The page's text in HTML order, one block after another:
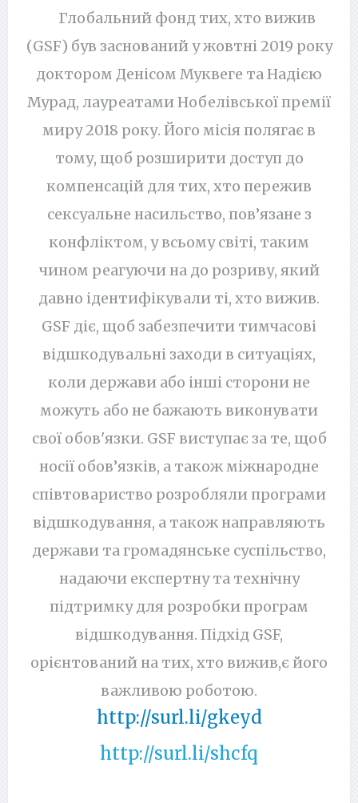
Глобальний фонд тих, хто вижив
(GSF) був заснований у жовтні 2019 року
доктором Денісом Муквеге та Надією
Мурад, лауреатами Нобелівської премії
миру 2018 року. Його місія полягає в
тому, щоб розширити доступ до
компенсацій для тих, хто пережив
сексуальне насильство, пов’язане з
конфліктом, у всьому світі, таким
чином реагуючи на до розриву, який
давно ідентифікували ті, хто вижив.
GSF діє, щоб забезпечити тимчасові
відшкодувальні заходи в ситуаціях,
коли держави або інші сторони не
можуть або не бажають виконувати
свої обов'язки. GSF виступає за те, щоб
носії обов’язків, а також міжнародне
співтовариство розробляли програми
відшкодування, а також направляють
держави та громадянське суспільство,
надаючи експертну та технічну
підтримку для розробки програм
відшкодування. Підхід GSF,
орієнтований на тих, хто вижив,є його
важливою роботою.
http://surl.li/gkeyd
http://surl.li/shcfq